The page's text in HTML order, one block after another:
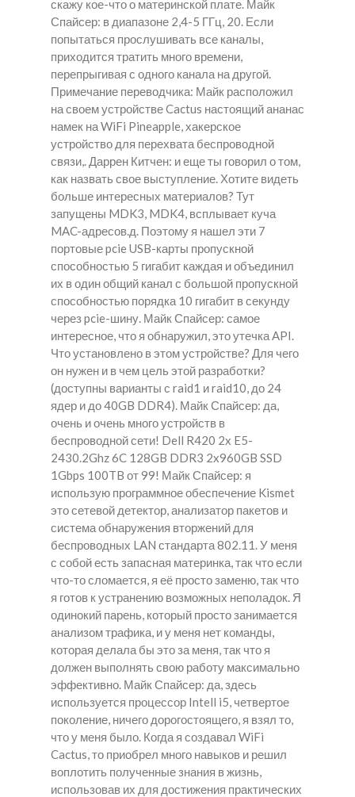
скажу кое-что о материнской плате. Майк
Спайсер: в диапазоне 2,4-5 ГГц, 20. Если
попытаться прослушивать все каналы,
приходится тратить много времени,
перепрыгивая с одного канала на другой.
Примечание переводчика: Майк расположил
на своем устройстве Cactus настоящий ананас
намек на WiFi Pineapple, хакерское
устройство для перехвата беспроводной
связи,. Даррен Китчен: и еще ты говорил о том,
как назвать свое выступление. Хотите видеть
больше интересных материалов? Тут
запущены MDK3, MDK4, всплывает куча
MAC-адресов.д. Поэтому я нашел эти 7
портовые pcie USB-карты пропускной
способностью 5 гигабит каждая и объединил
их в один общий канал с большой пропускной
способностью порядка 10 гигабит в секунду
через pcie-шину. Майк Спайсер: самое
интересное, что я обнаружил, это утечка API.
Что установлено в этом устройстве? Для чего
он нужен и в чем цель этой разработки?
(доступны варианты с raid1 и raid10, до 24
ядер и до 40GB DDR4). Майк Спайсер: да,
очень и очень много устройств в
беспроводной сети! Dell R420 2x E5-
2430.2Ghz 6C 128GB DDR3 2x960GB SSD
1Gbps 100TB от 99! Майк Спайсер: я
использую программное обеспечение Kismet
это сетевой детектор, анализатор пакетов и
система обнаружения вторжений для
беспроводных LAN стандарта 802.11. У меня
с собой есть запасная материнка, так что если
что-то сломается, я её просто заменю, так что
я готов к устранению возможных неполадок. Я
одинокий парень, который просто занимается
анализом трафика, и у меня нет команды,
которая делала бы это за меня, так что я
должен выполнять свою работу максимально
эффективно. Майк Спайсер: да, здесь
используется процессор Intell i5, четвертое
поколение, ничего дорогостоящего, я взял то,
что у меня было. Когда я создавал WiFi
Cactus, то приобрел много навыков и решил
воплотить полученные знания в жизнь,
использовав их для достижения практических